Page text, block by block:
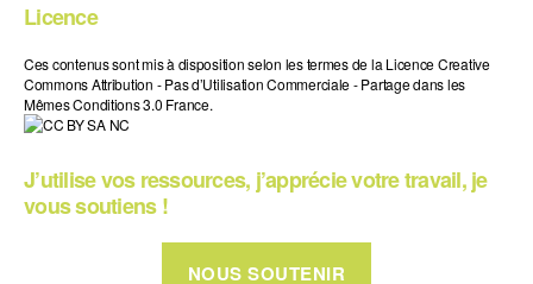
Licence
Ces contenus sont mis à disposition selon les termes de la Licence Creative
Commons Attribution - Pas d’Utilisation Commerciale - Partage dans les
Mêmes Conditions 3.0 France.
J’utilise vos ressources, j’apprécie votre travail, je
vous soutiens !
NOUS SOUTENIR